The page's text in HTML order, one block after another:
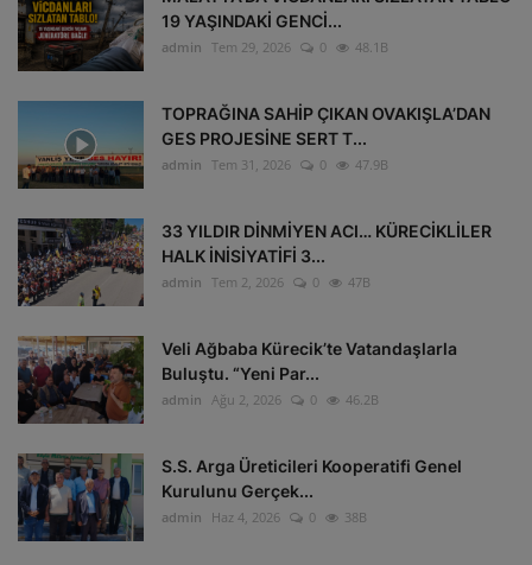
19 YAŞINDAKİ GENCİ...
admin Tem 29, 2026 0 48.1B
TOPRAĞINA SAHİP ÇIKAN OVAKIŞLA’DAN
GES PROJESİNE SERT T...
admin Tem 31, 2026 0 47.9B
33 YILDIR DİNMİYEN ACI… KÜRECİKLİLER
HALK İNİSİYATİFİ 3...
admin Tem 2, 2026 0 47B
Veli Ağbaba Kürecik’te Vatandaşlarla
Buluştu. “Yeni Par...
admin Ağu 2, 2026 0 46.2B
S.S. Arga Üreticileri Kooperatifi Genel
Kurulunu Gerçek...
admin Haz 4, 2026 0 38B